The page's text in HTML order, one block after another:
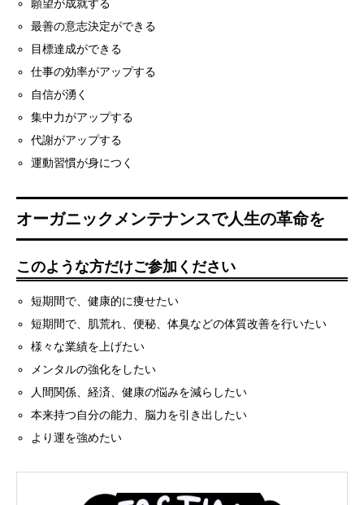
願望が成就する
最善の意志決定ができる
目標達成ができる
仕事の効率がアップする
自信が湧く
集中力がアップする
代謝がアップする
運動習慣が身につく
オーガニックメンテナンスで人生の革命を
このような方だけご参加ください
短期間で、健康的に痩せたい
短期間で、肌荒れ、便秘、体臭などの体質改善を行いたい
様々な業績を上げたい
メンタルの強化をしたい
人間関係、経済、健康の悩みを減らしたい
本来持つ自分の能力、脳力を引き出したい
より運を強めたい